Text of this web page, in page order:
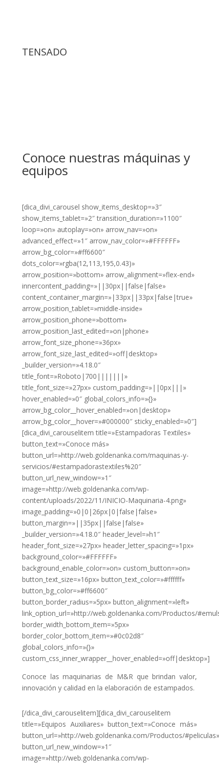
TENSADO
Conoce nuestras máquinas y
equipos
[dica_divi_carousel show_items_desktop=»3″
show_items_tablet=»2″ transition_duration=»1100″
loop=»on» autoplay=»on» arrow_nav=»on»
advanced_effect=»1″ arrow_nav_color=»#FFFFFF»
arrow_bg_color=»#ff6600″
dots_color=»rgba(12,113,195,0.43)»
arrow_position=»bottom» arrow_alignment=»flex-end»
innercontent_padding=»||30px||false|false»
content_container_margin=»|33px||33px|false|true»
arrow_position_tablet=»middle-inside»
arrow_position_phone=»bottom»
arrow_position_last_edited=»on|phone»
arrow_font_size_phone=»36px»
arrow_font_size_last_edited=»off|desktop»
_builder_version=»4.18.0″
title_font=»Roboto|700|||||||»
title_font_size=»27px» custom_padding=»||0px|||»
hover_enabled=»0″ global_colors_info=»{}»
arrow_bg_color__hover_enabled=»on|desktop»
arrow_bg_color__hover=»#000000″ sticky_enabled=»0″]
[dica_divi_carouselitem title=»Estampadoras Textiles»
button_text=»Conoce más»
button_url=»http://web.goldenanka.com/maquinas-y-
servicios/#estampadorastextiles%20″
button_url_new_window=»1″
image=»http://web.goldenanka.com/wp-
content/uploads/2022/11/INICIO-Maquinaria-4.png»
image_padding=»0|0|26px|0|false|false»
button_margin=»||35px||false|false»
_builder_version=»4.18.0″ header_level=»h1″
header_font_size=»27px» header_letter_spacing=»1px»
background_color=»#FFFFFF»
background_enable_color=»on» custom_button=»on»
button_text_size=»16px» button_text_color=»#ffffff»
button_bg_color=»#ff6600″
button_border_radius=»5px» button_alignment=»left»
link_option_url=»http://web.goldenanka.com/Productos/
border_width_bottom_item=»5px»
border_color_bottom_item=»#0c02d8″
global_colors_info=»{}»
custom_css_inner_wrapper__hover_enabled=»off|desktop»]
Conoce las maquinarias de M&R que brindan valor,
innovación y calidad en la elaboración de estampados.
[/dica_divi_carouselitem][dica_divi_carouselitem
title=»Equipos Auxiliares» button_text=»Conoce más»
button_url=»http://web.goldenanka.com/Productos/#peliculas»
button_url_new_window=»1″
image=»http://web.goldenanka.com/wp-